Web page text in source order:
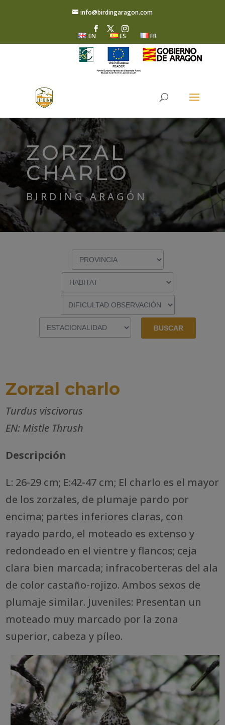
info@birdingaragon.com
EN ES FR
ZORZAL
CHARLO
BIRDING ARAGÓN
Zorzal charlo
Turdus viscivorus
EN: Mistle Thrush
Descripción
L: 26-29 cm; E:42-47 cm; El charlo es el mayor
de los zorzales, de plumaje pardo por
encima; partes inferiores claras, con
rayado pardo, el moteado es extenso y
redondeado en el vientre y flancos; ceja
clara bien marcada; infracoberteras del ala
de color castaño-rojizo. Ambos sexos de
plumaje similar. Juveniles: Presentan un
moteado muy marcado por la zona
superior, cabeza y píleo.